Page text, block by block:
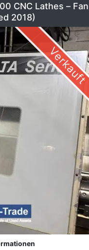
CNC Lathes –
2018)
Verkauft